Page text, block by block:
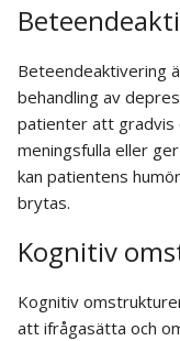
Beteendeaktivering
behandling av
patienter att gradvis
meningsfulla eller
kan patientens
brytas.
Kognitiv
Kognitiv
att ifrågasätta och